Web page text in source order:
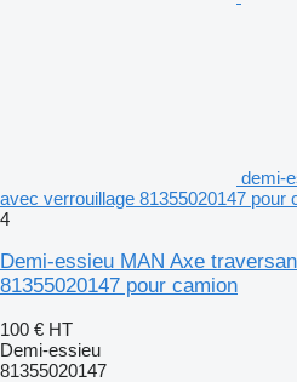
demi-
avec verrouillage 81355020147 pour
4
Demi-essieu MAN Axe
81355020147 pour camion
100 € HT
Demi-essieu
81355020147